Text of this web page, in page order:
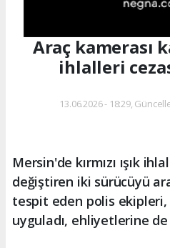
Araç kamerası
ihlalleri
13.06.2026 - 18:29,
Mersin'de kırmızı ışık
değiştiren iki sürücüyü
tespit eden polis ekipleri,
uyguladı, ehliyetlerine